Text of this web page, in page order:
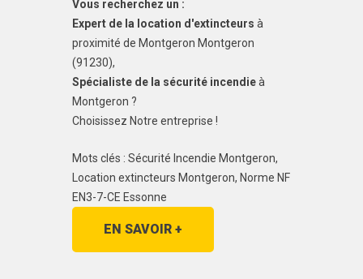
Vous recherchez un :
Expert de la location d'extincteurs à
proximité de Montgeron Montgeron
(91230),
Spécialiste de la sécurité incendieà
Montgeron ?
Choisissez Notre entreprise !
Mots clés : Sécurité Incendie Montgeron,
Location extincteurs Montgeron, Norme NF
EN3-7-CE Essonne
EN SAVOIR +